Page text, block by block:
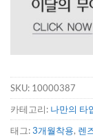
SKU: 10000387
카테고리: 나만의 타
태그:3개월착용, 렌